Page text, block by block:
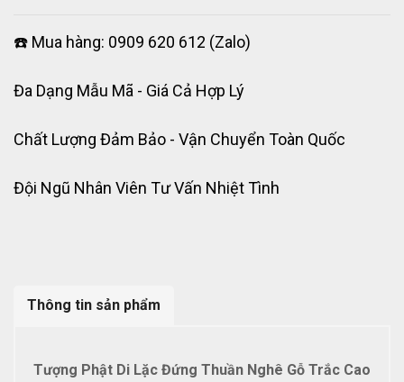
☎️ Mua hàng: 0909 620 612 (Zalo)
Đa Dạng Mẫu Mã - Giá Cả Hợp Lý
Chất Lượng Đảm Bảo - Vận Chuyển Toàn Quốc
Đội Ngũ Nhân Viên Tư Vấn Nhiệt Tình
Thông tin sản phẩm
Tượng Phật Di Lặc Đứng Thuần Nghê Gỗ Trắc Cao